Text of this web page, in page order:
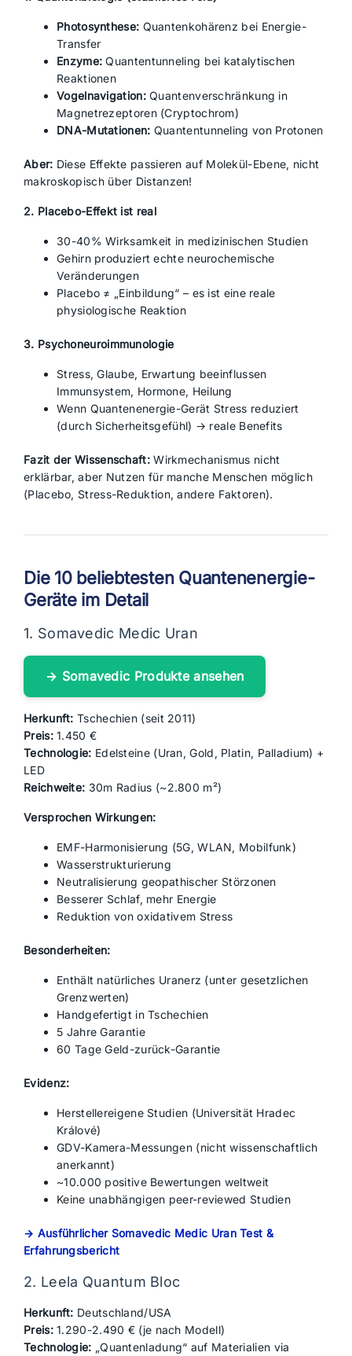
Photosynthese: Quantenkohärenz bei Energie-
Transfer
Enzyme: Quantentunneling bei katalytischen
Reaktionen
Vogelnavigation:Quantenverschränkung in
Magnetrezeptoren (Cryptochrom)
DNA-Mutationen: Quantentunneling von Protonen
Aber: Diese Effekte passieren auf Molekül-Ebene, nicht
makroskopisch über Distanzen!
2. Placebo-Effekt ist real
30-40% Wirksamkeit in medizinischen Studien
Gehirn produziert echte neurochemische
Veränderungen
Placebo ≠ „Einbildung“ – es ist eine reale
physiologische Reaktion
3. Psychoneuroimmunologie
Stress, Glaube, Erwartung beeinflussen
Immunsystem, Hormone, Heilung
Wenn Quantenenergie-Gerät Stress reduziert
(durch Sicherheitsgefühl) → reale Benefits
Fazit der Wissenschaft:Wirkmechanismus nicht
erklärbar, aber Nutzen für manche Menschen möglich
(Placebo, Stress-Reduktion, andere Faktoren).
Die 10 beliebtesten Quantenenergie-
Geräte im Detail
1. Somavedic Medic Uran
→ Somavedic Produkte ansehen
Herkunft: Tschechien (seit 2011)
Preis:1.450 €
Technologie: Edelsteine (Uran, Gold, Platin, Palladium) +
LED
Reichweite: 30m Radius (~2.800 m²)
Versprochen Wirkungen:
EMF-Harmonisierung (5G, WLAN, Mobilfunk)
Wasserstrukturierung
Neutralisierung geopathischer Störzonen
Besserer Schlaf, mehr Energie
Reduktion von oxidativem Stress
Besonderheiten:
Enthält natürliches Uranerz (unter gesetzlichen
Grenzwerten)
Handgefertigt in Tschechien
5 Jahre Garantie
60 Tage Geld-zurück-Garantie
Evidenz:
Herstellereigene Studien (Universität Hradec
Králové)
GDV-Kamera-Messungen (nicht wissenschaftlich
anerkannt)
~10.000 positive Bewertungen weltweit
Keine unabhängigen peer-reviewed Studien
→ Ausführlicher Somavedic Medic Uran Test &
Erfahrungsbericht
2. Leela Quantum Bloc
Herkunft: Deutschland/USA
Preis:1.290-2.490 € (je nach Modell)
Technologie: „Quantenladung“ auf Materialien via